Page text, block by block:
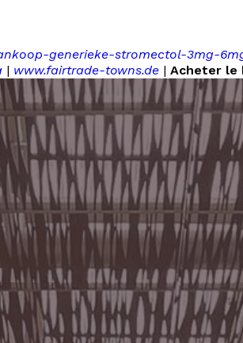
generieke-stromectol-3mg-
| www.fairtrade-towns.de | Acheter le